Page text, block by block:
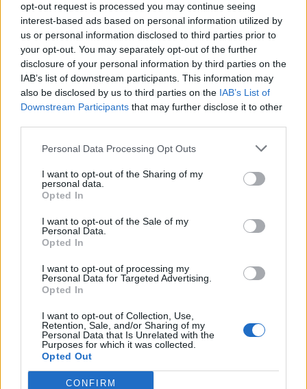
opt-out request is processed you may continue seeing
interest-based ads based on personal information utilized by
us or personal information disclosed to third parties prior to
your opt-out. You may separately opt-out of the further
disclosure of your personal information by third parties on the
IAB’s list of downstream participants. This information may
also be disclosed by us to third parties on the IAB’s List of
Downstream Participants that may further disclose it to other
Personal Data Processing Opt Outs
I want to opt-out of the Sharing of my
personal data.
Opted In
I want to opt-out of the Sale of my
Personal Data.
Opted In
I want to opt-out of processing my
Personal Data for Targeted Advertising.
Opted In
I want to opt-out of Collection, Use,
Retention, Sale, and/or Sharing of my
Personal Data that Is Unrelated with the
Purposes for which it was collected.
Opted Out
CONFIRM
Letra Amor De Barrio (ft. Reality)
+ Letras de Lia Kali
Biografía Ranking Foro
apoyados y visitados de esta semana.
5 0
Ranking de Lia Kali TOP Música